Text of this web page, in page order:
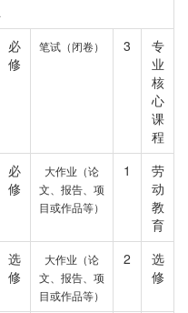
必
修
笔试（闭卷） 3
专
业
核
心
课
程
必
修
大作业（论
文、报告、项
目或作品等）
1
劳
动
教
育
选
修
大作业（论
文、报告、项
目或作品等）
2
选
修